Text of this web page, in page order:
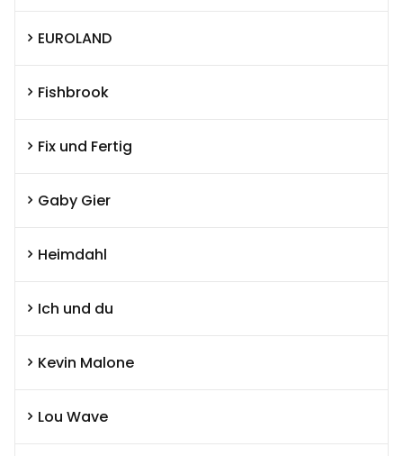
EUROLAND
Fishbrook
Fix und Fertig
Gaby Gier
Heimdahl
Ich und du
Kevin Malone
Lou Wave